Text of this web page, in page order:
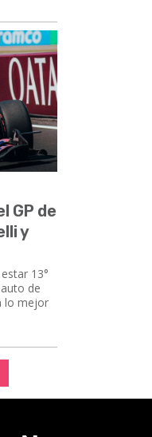
GP de
y
13°
de
lo mejor